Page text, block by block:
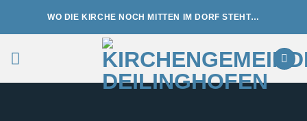
WO DIE KIRCHE NOCH MITTEN IM DORF STEHT…